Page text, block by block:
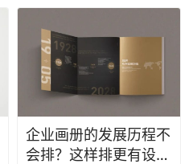
企业画册的发展历程不
会排？这样排更有设计